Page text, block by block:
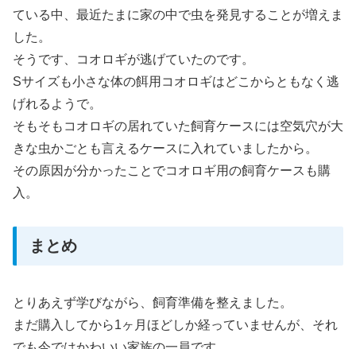
ている中、最近たまに家の中で虫を発見することが増えま
した。
そうです、コオロギが逃げていたのです。
Sサイズも小さな体の餌用コオロギはどこからともなく逃
げれるようで。
そもそもコオロギの居れていた飼育ケースには空気穴が大
きな虫かごとも言えるケースに入れていましたから。
その原因が分かったことでコオロギ用の飼育ケースも購
入。
まとめ
とりあえず学びながら、飼育準備を整えました。
まだ購入してから1ヶ月ほどしか経っていませんが、それ